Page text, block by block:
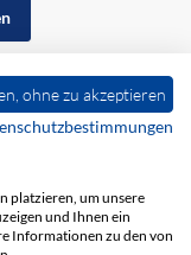
ohne zu akzeptieren
platzieren, um unsere
und Ihnen ein
Informationen zu den von